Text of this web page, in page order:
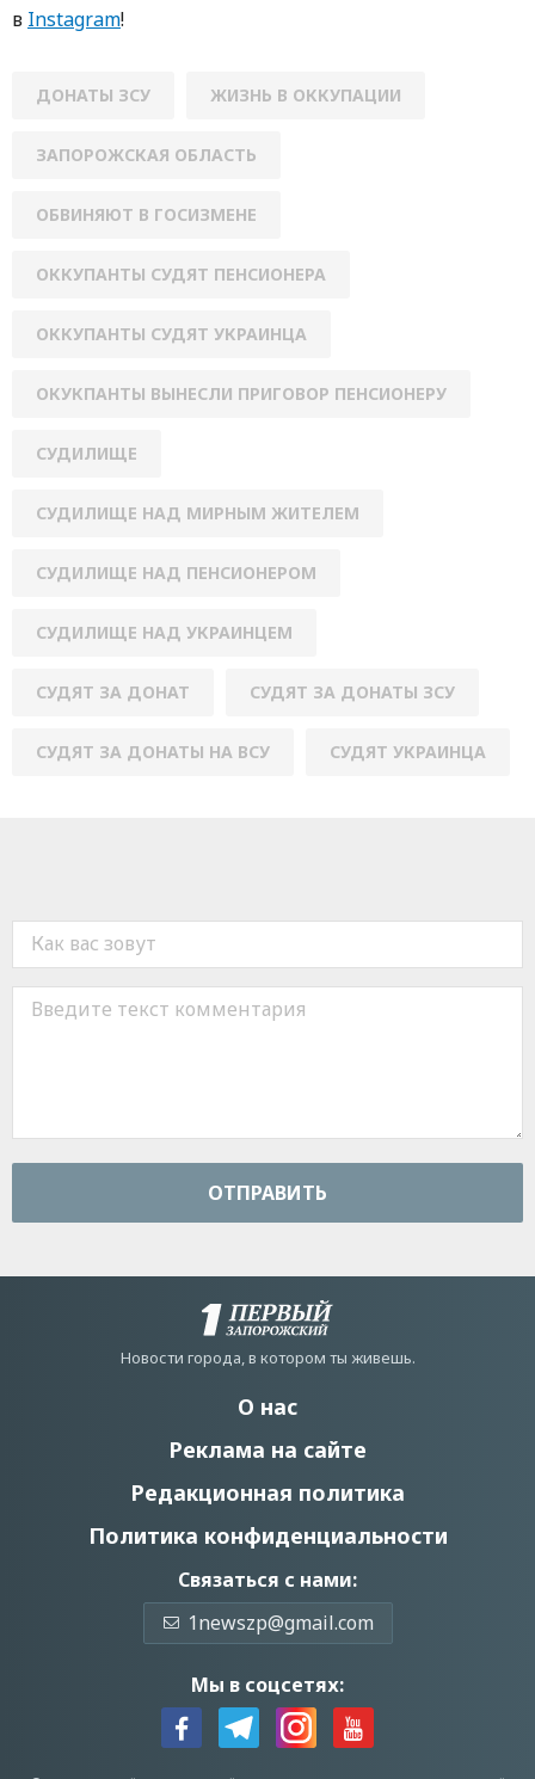
в Instagram!
ДОНАТЫ ЗСУ ЖИЗНЬ В ОККУПАЦИИ
ЗАПОРОЖСКАЯ ОБЛАСТЬ
ОБВИНЯЮТ В ГОСИЗМЕНЕ
ОККУПАНТЫ СУДЯТ ПЕНСИОНЕРА
ОККУПАНТЫ СУДЯТ УКРАИНЦА
ОКУКПАНТЫ ВЫНЕСЛИ ПРИГОВОР ПЕНСИОНЕРУ
СУДИЛИЩЕ
СУДИЛИЩЕ НАД МИРНЫМ ЖИТЕЛЕМ
СУДИЛИЩЕ НАД ПЕНСИОНЕРОМ
СУДИЛИЩЕ НАД УКРАИНЦЕМ
СУДЯТ ЗА ДОНАТ СУДЯТ ЗА ДОНАТЫ ЗСУ
СУДЯТ ЗА ДОНАТЫ НА ВСУ СУДЯТ УКРАИНЦА
ОТПРАВИТЬ
Новости города, в котором ты живешь.
О нас
Реклама на сайте
Редакционная политика
Политика конфиденциальности
Связаться с нами:
1newszp@gmail.com
Мы в соцсетях: